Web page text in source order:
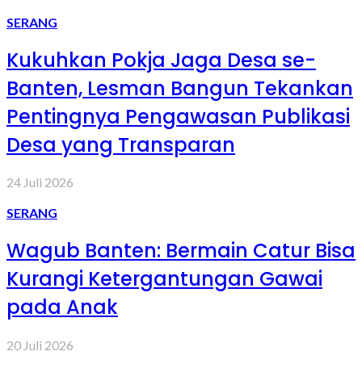
SERANG
Kukuhkan Pokja Jaga Desa se-
Banten, Lesman Bangun Tekankan
Pentingnya Pengawasan Publikasi
Desa yang Transparan
24 Juli 2026
SERANG
Wagub Banten: Bermain Catur Bisa
Kurangi Ketergantungan Gawai
pada Anak
20 Juli 2026